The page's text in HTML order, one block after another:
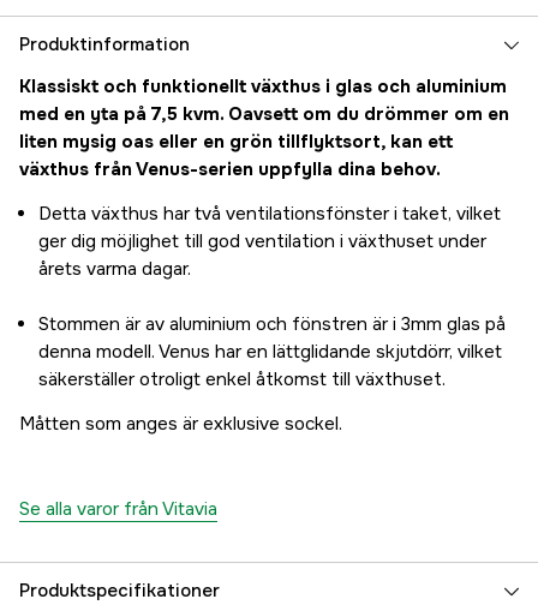
Produktinformation
Klassiskt och funktionellt växthus i glas och aluminium
med en yta på 7,5 kvm. Oavsett om du drömmer om en
liten mysig oas eller en grön tillflyktsort, kan ett
växthus från Venus-serien uppfylla dina behov.
Detta växthus har två ventilationsfönster i taket, vilket
ger dig möjlighet till god ventilation i växthuset under
årets varma dagar.
Stommen är av aluminium och fönstren är i 3mm glas på
denna modell. Venus har en lättglidande skjutdörr, vilket
säkerställer otroligt enkel åtkomst till växthuset.
Måtten som anges är exklusive sockel.
Se alla varor från Vitavia
Produktspecifikationer